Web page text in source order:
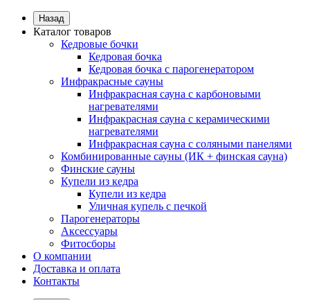
Назад
Каталог товаров
Кедровые бочки
Кедровая бочка
Кедровая бочка с парогенератором
Инфракрасные сауны
Инфракрасная сауна с карбоновыми
нагревателями
Инфракрасная сауна с керамическими
нагревателями
Инфракрасная сауна с соляными панелями
Комбинированные сауны (ИК + финская сауна)
Финские сауны
Купели из кедра
Купели из кедра
Уличная купель с печкой
Парогенераторы
Аксессуары
Фитосборы
О компании
Доставка и оплата
Контакты